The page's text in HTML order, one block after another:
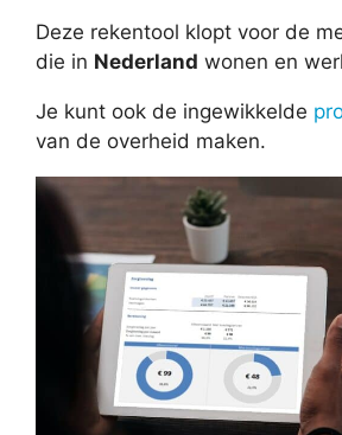
Deze rekentool klopt voor de
die in Nederland wonen en
Je kunt ook de ingewikkelde
van de overheid maken.